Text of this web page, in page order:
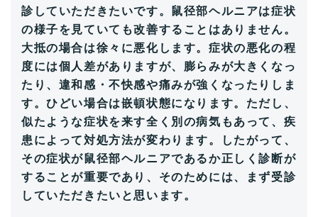
診していただきたいです。鼠径部ヘルニアは症状
の様子を見ていても改善することはありません。
大抵の場合は徐々に悪化します。症状の悪化の程
度には個人差がありますが、膨らみが大きくなっ
たり、違和感・不快感や痛みが強くなったりしま
す。ひどい場合は嵌頓状態になります。ただし、
似たような症状を来す全く別の病気もあって、疾
患によって対処方法が変わります。したがって、
その症状が鼠径部ヘルニアであるか正しく診断が
することが重要であり、そのためには、まず受診
していただきたいと思います。